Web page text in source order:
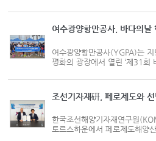
사항들이 개정안에 반영됐다
LPG 등 액화가스 운반선의 구
여수광양항만공사, 바다의날
여수광양항만공사(YGPA)는
평화의 광장에서 열린 ‘제31회
마라톤에 참여하고 홍보부스를
활용한 SNS 이벤트...
한국조선해양기자재연구원
토르스하운에서 페로제도해